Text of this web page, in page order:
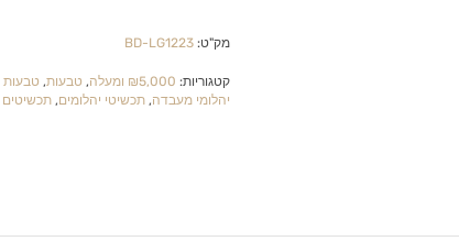
מק"ט: BD-LG1223
קטגוריות: ₪5,000 ומעלה , טבעות, טבעות
יהלומי מעבדה, תכשיטי יהלומים, תכשיטים